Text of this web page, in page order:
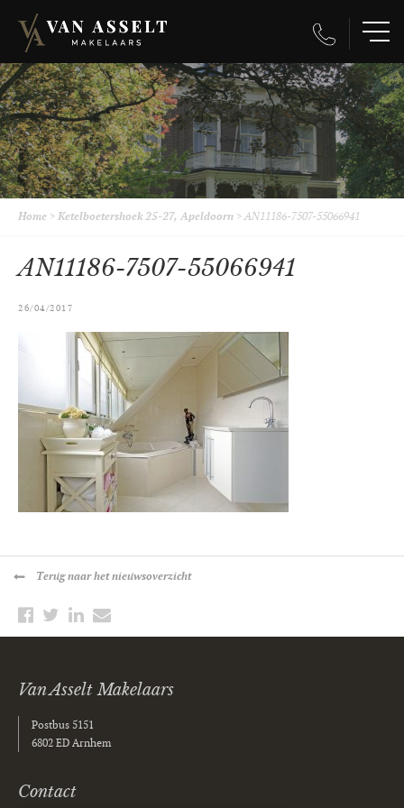
Home > Ketelboetershoek 25-27, Apeldoorn >AN11186-7507-55066941
AN11186-7507-55066941
26/04/2017
Terugnaar het nieuwsoverzicht
Van Asselt Makelaars
Postbus 5151
6802 ED Arnhem
Contact